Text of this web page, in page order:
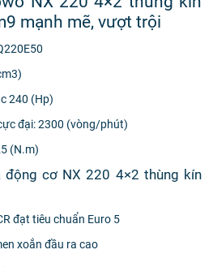
mạnh mẽ, vượt trội
240 (Hp)
đại: 2300 (vòng/phút)
(N.m)
cơ NX 220 4×2 thùng kín
đạt tiêu chuẩn Euro 5
xoắn đầu ra cao